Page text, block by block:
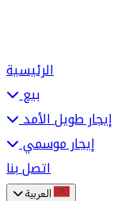
الرئيسية
بيع
إيجار طويل الأمد
إيجار موسمي
اتصل بنا
العربية